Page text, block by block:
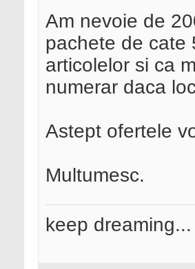
Am nevoie de
pachete de cate
articolelor si ca
numerar daca
Astept ofertele
Multumesc.
keep dreaming...